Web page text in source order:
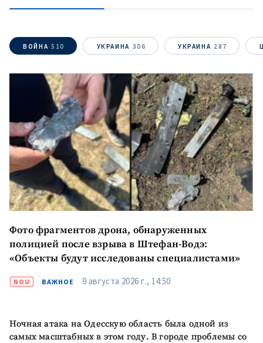
ПОДДЕРЖАТЬ
ВОЙНА 510 УКРАИНА 306 УКРАИНА 287
Фото фрагментов дрона, обнаруженных
полицией после взрыва в Штефан-Водэ:
«Объекты будут исследованы специалистами»
NOU ВАЖНОЕ 9 августа 2026 г., 14:50
Ночная атака на Одесскую область была одной из
самых масштабных в этом году. В городе проблемы со